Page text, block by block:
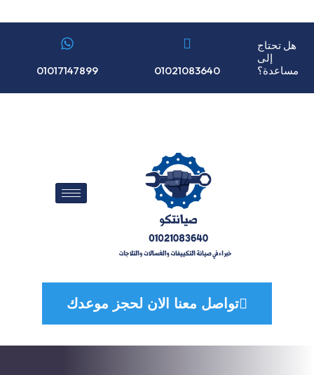
هل تحتاج
إلى
مساعدة؟
01021083640
01017147899
تواصل معنا الان لحجز موعدك